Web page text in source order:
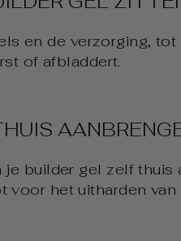
en de verzorging,
of afbladdert.
builder gel zelf thuis
het uitharden van